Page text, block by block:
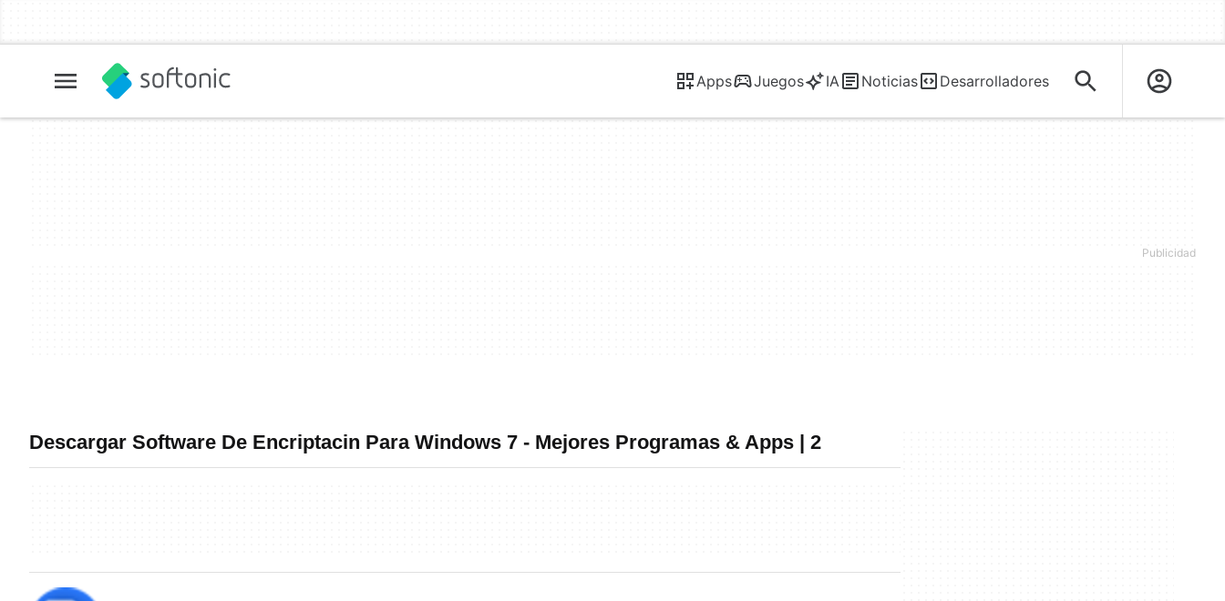
Apps Juegos IA Noticias Desarrolladores
Descargar Software De Encriptacin Para Windows 7 - Mejores Programas & Apps | 2